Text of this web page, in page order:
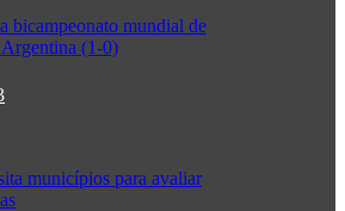
bicampeonato mundial de
(1-0)
municípios para avaliar